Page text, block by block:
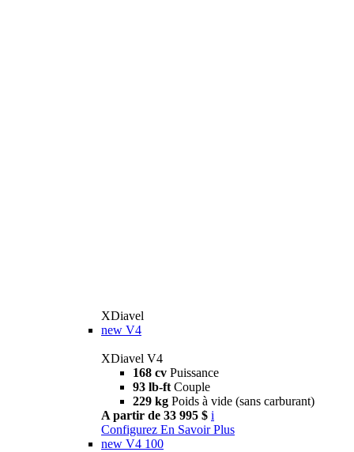
XDiavel
new V4
XDiavel V4
168 cv Puissance
93 lb-ft Couple
229 kg Poids à vide (sans carburant)
A partir de 33 995 $ i
Configurez En Savoir Plus
new V4 100